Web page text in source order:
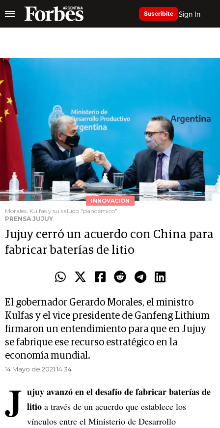
Suscribite Sign In
INNOVACIÓN
Morales, Kulfas y su saludo "pandémico"
PRENSA JUJUY
Jujuy cerró un acuerdo con China para
fabricar baterías de litio
El gobernador Gerardo Morales, el ministro
Kulfas y el vice presidente de Ganfeng Lithium
firmaron un entendimiento para que en Jujuy
se fabrique ese recurso estratégico en la
economía mundial.
14 Mayo de 2021 14.34
J ujuy avanzó en el desafío de fabricar baterías de
litio a través de un acuerdo que establece los
vínculos entre el Ministerio de Desarrollo